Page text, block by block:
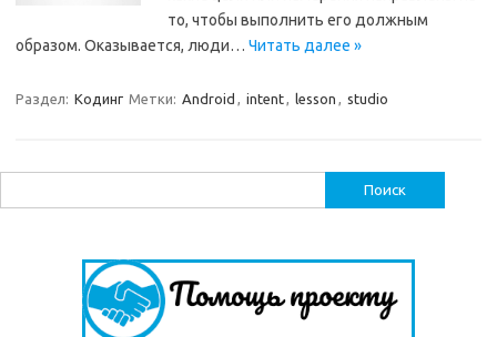
то, чтобы выполнить его должным
образом. Оказывается, люди… Читать далее »
Раздел: Кодинг Метки: Android , intent, lesson , studio